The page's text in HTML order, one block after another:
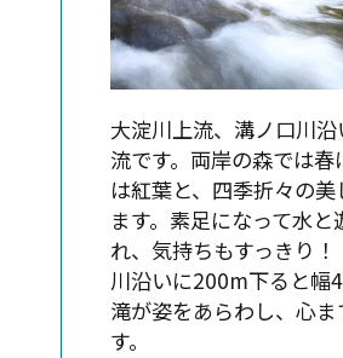
大淀川上流、溝ノ口川
流です。両岸の森では
は紅葉と、四季折々の
ます。素足になって水
れ、気持ちもすっきり
川沿いに200m下ると幅
滝が姿をあらわし、心
す。